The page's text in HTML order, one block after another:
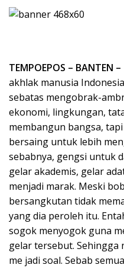
TEMPOEPOS – BANTEN –
akhlak manusia
sebatas mengobrak-
ekonomi, lingkungan,
membangun bangsa,
bersaing untuk lebih
sebabnya, gengsi untuk
gelar akademis, gelar
menjadi marak. Meski
bersangkutan tidak
yang dia peroleh itu.
sogok menyogok guna
gelar tersebut. Sehingga
me jadi soal. Sebab